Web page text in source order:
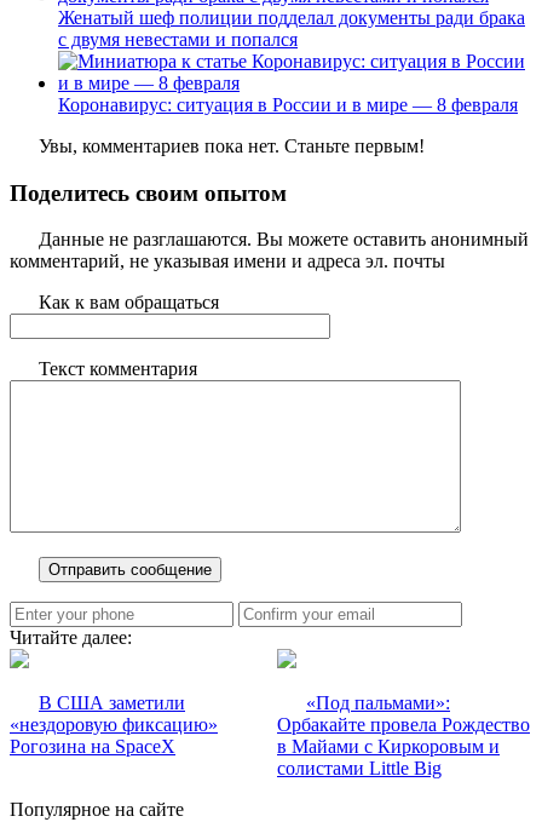
Женатый шеф полиции подделал документы ради брака
с двумя невестами и попался
Коронавирус: ситуация в России и в мире — 8 февраля
Увы, комментариев пока нет. Станьте первым!
Поделитесь своим опытом
Данные не разглашаются. Вы можете оставить анонимный
комментарий, не указывая имени и адреса эл. почты
Как к вам обращаться
Текст комментария
Читайте далее:
В США заметили
«нездоровую фиксацию»
Рогозина на SpaceX
«Под пальмами»:
Орбакайте провела Рождество
в Майами с Киркоровым и
солистами Little Big
Популярное на сайте